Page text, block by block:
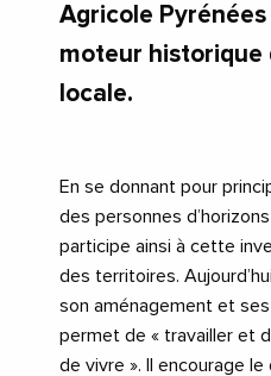
Agricole Pyrénées
moteur historique
locale.
En se donnant pour
des personnes
participe ainsi à cette
des territoires.
son aménagement et
permet de « travailler et
de vivre ». Il encourage